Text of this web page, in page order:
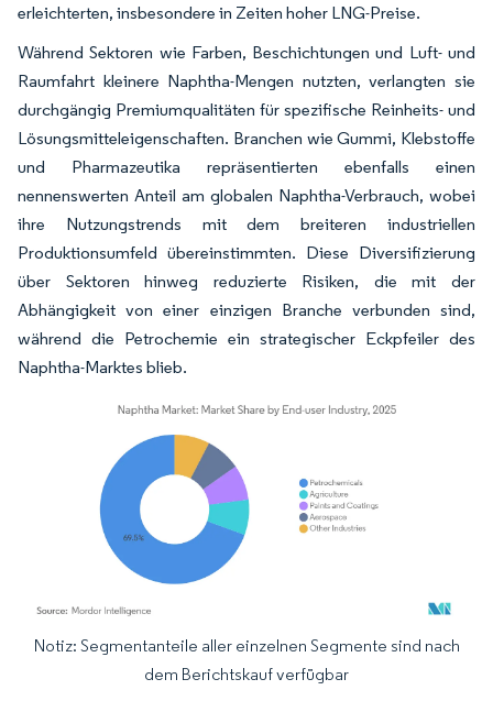
erleichterten, insbesondere in Zeiten hoher LNG-Preise.
Während Sektoren wie Farben, Beschichtungen und Luft- und
Raumfahrt kleinere Naphtha-Mengen nutzten, verlangten sie
durchgängig Premiumqualitäten für spezifische Reinheits- und
Lösungsmitteleigenschaften. Branchen wie Gummi, Klebstoffe
und Pharmazeutika repräsentierten ebenfalls einen
nennenswerten Anteil am globalen Naphtha-Verbrauch, wobei
ihre Nutzungstrends mit dem breiteren industriellen
Produktionsumfeld übereinstimmten. Diese Diversifizierung
über Sektoren hinweg reduzierte Risiken, die mit der
Abhängigkeit von einer einzigen Branche verbunden sind,
während die Petrochemie ein strategischer Eckpfeiler des
Naphtha-Marktes blieb.
Bild © Mordor Intelligence. Wiederverwendung erfordert Namensnennung
Notiz: Segmentanteile aller einzelnen Segmente sind nach
dem Berichtskauf verfügbar